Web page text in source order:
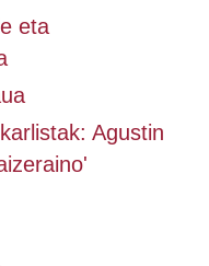
eta
Agustin